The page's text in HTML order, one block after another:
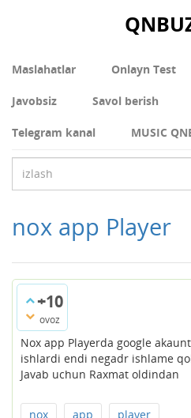
Maslahatlar Onlayn Test
Javobsiz Savol berish
Telegram kanal MUSIC
nox app Player
+10
ovoz
Nox app Playerda google
ishlardi endi negadr ishlame
Javab uchun Raxmat oldindan
nox app player